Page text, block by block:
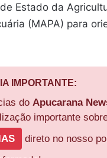
Estado da
(MAPA) para
IMPORTANTE:
do Apucarana
importante
direto no nosso